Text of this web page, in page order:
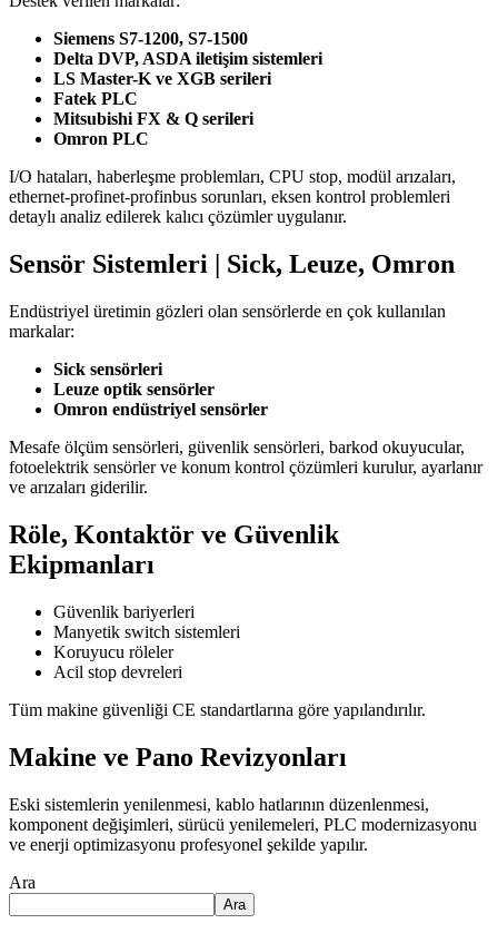
Siemens S7-1200, S7-1500
Delta DVP, ASDA iletişim sistemleri
LS Master-K ve XGB serileri
Fatek PLC
Mitsubishi FX & Q serileri
Omron PLC
I/O hataları, haberleşme problemları, CPU stop, modül arızaları,
ethernet-profinet-profinbus sorunları, eksen kontrol problemleri
detaylı analiz edilerek kalıcı çözümler uygulanır.
Sensör Sistemleri | Sick, Leuze, Omron
Endüstriyel üretimin gözleri olan sensörlerde en çok kullanılan
markalar:
Sick sensörleri
Leuze optik sensörler
Omron endüstriyel sensörler
Mesafe ölçüm sensörleri, güvenlik sensörleri, barkod okuyucular,
fotoelektrik sensörler ve konum kontrol çözümleri kurulur, ayarlanır
ve arızaları giderilir.
Röle, Kontaktör ve Güvenlik
Ekipmanları
Güvenlik bariyerleri
Manyetik switch sistemleri
Koruyucu röleler
Acil stop devreleri
Tüm makine güvenliği CE standartlarına göre yapılandırılır.
Makine ve Pano Revizyonları
Eski sistemlerin yenilenmesi, kablo hatlarının düzenlenmesi,
komponent değişimleri, sürücü yenilemeleri, PLC modernizasyonu
ve enerji optimizasyonu profesyonel şekilde yapılır.
Ara
Ara